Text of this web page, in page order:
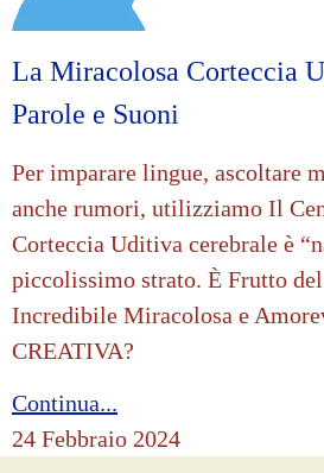
La Miracolosa Corteccia
Parole e Suoni
Per imparare lingue, ascoltare
anche rumori, utilizziamo Il
Corteccia Uditiva cerebrale è
piccolissimo strato. È Frutto
Incredibile Miracolosa e
CREATIVA?
Continua...
24 Febbraio 2024